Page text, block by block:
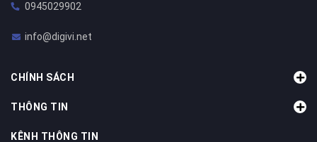
0945029902
info@digivi.net
CHÍNH SÁCH
THÔNG TIN
KÊNH THÔNG TIN